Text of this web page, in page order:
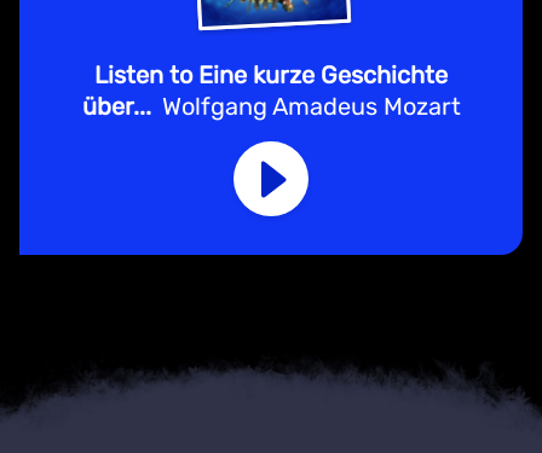
Listen to Eine kurze Geschichte
über... Wolfgang Amadeus Mozart